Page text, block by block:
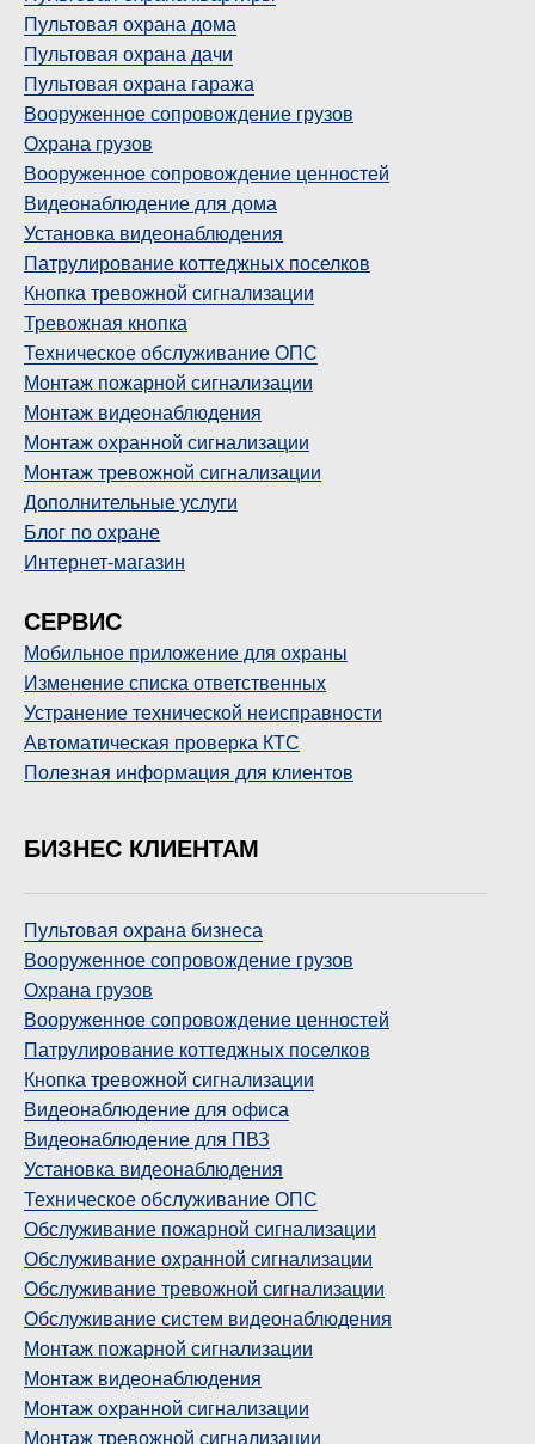
Пультовая охрана дома
Пультовая охрана дачи
Пультовая охрана гаража
Вооруженное сопровождение грузов
Охрана грузов
Вооруженное сопровождение ценностей
Видеонаблюдение для дома
Установка видеонаблюдения
Патрулирование коттеджных поселков
Кнопка тревожной сигнализации
Тревожная кнопка
Техническое обслуживание ОПС
Монтаж пожарной сигнализации
Монтаж видеонаблюдения
Монтаж охранной сигнализации
Монтаж тревожной сигнализации
Дополнительные услуги
Блог по охране
Интернет-магазин
СЕРВИС
Мобильное приложение для охраны
Изменение списка ответственных
Устранение технической неисправности
Автоматическая проверка КТС
Полезная информация для клиентов
БИЗНЕС КЛИЕНТАМ
Пультовая охрана бизнеса
Вооруженное сопровождение грузов
Охрана грузов
Вооруженное сопровождение ценностей
Патрулирование коттеджных поселков
Кнопка тревожной сигнализации
Видеонаблюдение для офиса
Видеонаблюдение для ПВЗ
Установка видеонаблюдения
Техническое обслуживание ОПС
Обслуживание пожарной сигнализации
Обслуживание охранной сигнализации
Обслуживание тревожной сигнализации
Обслуживание систем видеонаблюдения
Монтаж пожарной сигнализации
Монтаж видеонаблюдения
Монтаж охранной сигнализации
Монтаж тревожной сигнализации